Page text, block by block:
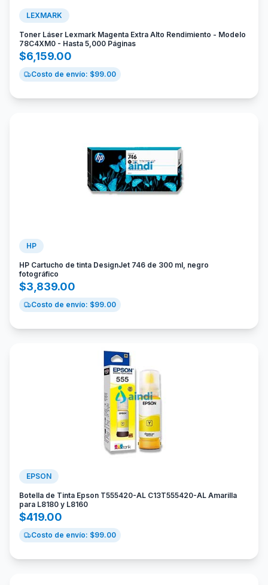
LEXMARK
Toner Láser Lexmark Magenta Extra Alto Rendimiento - Modelo
78C4XM0 - Hasta 5,000 Páginas
$6,159.00
Costo de envío: $99.00
HP
HP Cartucho de tinta DesignJet 746 de 300 ml, negro
fotográfico
$3,839.00
Costo de envío: $99.00
EPSON
Botella de Tinta Epson T555420-AL C13T555420-AL Amarilla
para L8180 y L8160
$419.00
Costo de envío: $99.00